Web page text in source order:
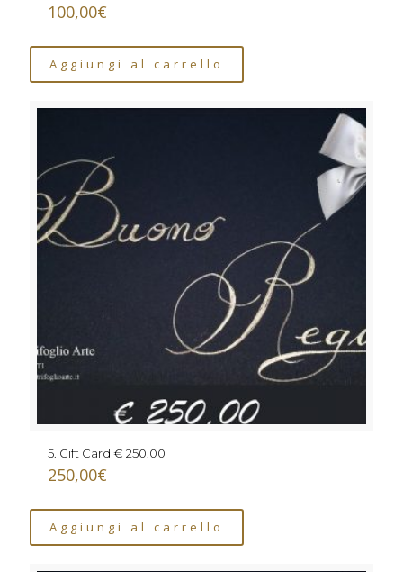
100,00€
Aggiungi al carrello
5. Gift Card € 250,00
250,00€
Aggiungi al carrello